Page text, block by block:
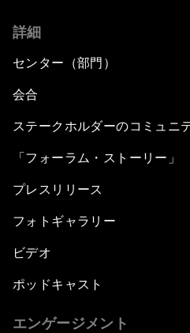
詳細
センター（部門）
会合
ステークホルダーのコミュニ
「フォーラム・ストーリー」
プレスリリース
フォトギャラリー
ビデオ
ポッドキャスト
エンゲージメント